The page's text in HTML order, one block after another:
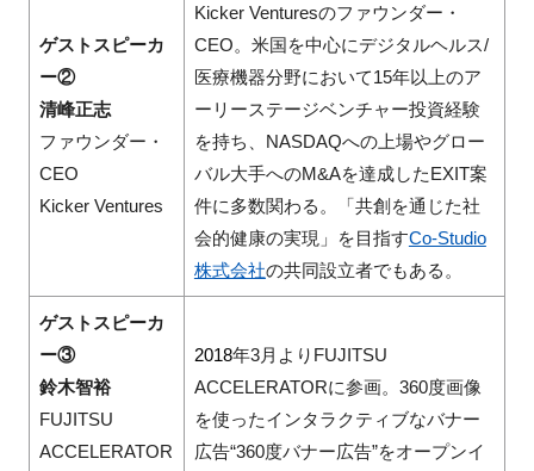
ゲストスピーカ
ー②
清峰正志
ファウンダー・
CEO
Kicker Ventures
Kicker Venturesのファウンダー・
CEO。米国を中心にデジタルヘルス/
医療機器分野において15年以上のア
ーリーステージベンチャー投資経験
を持ち、NASDAQへの上場やグロー
バル大手へのM&Aを達成したEXIT案
件に多数関わる。「共創を通じた社
会的健康の実現」を目指すCo-Studio
株式会社の共同設立者でもある。
ゲストスピーカ
ー③
鈴木智裕
FUJITSU
ACCELERATOR
2018年3月より FUJITSU
ACCELERATORに参画。 360度画像
を使ったインタラクティブなバナー
広告“360度バナー広告”をオープンイ